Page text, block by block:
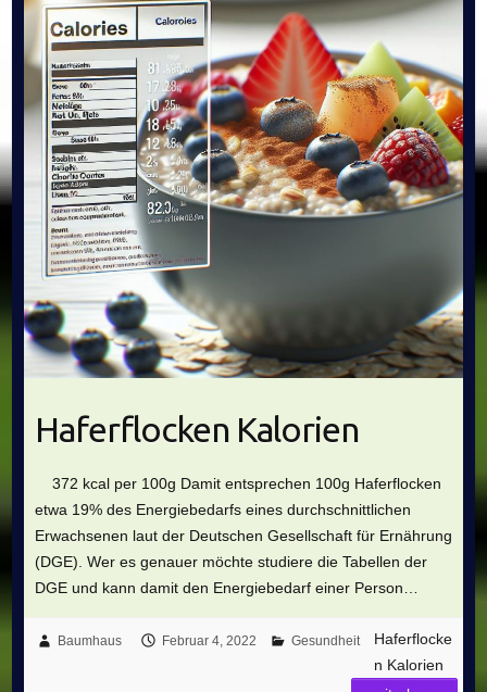
Haferflocken Kalorien
372 kcal per 100g Damit entsprechen 100g Haferflocken
etwa 19% des Energiebedarfs eines durchschnittlichen
Erwachsenen laut der Deutschen Gesellschaft für Ernährung
(DGE). Wer es genauer möchte studiere die Tabellen der
DGE und kann damit den Energiebedarf einer Person…
Baumhaus Februar 4, 2022 Gesundheit
Haferflocke
n Kalorien